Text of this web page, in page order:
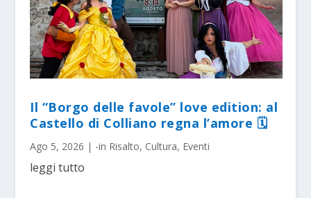
Il “Borgo delle favole” love edition: al
Castello di Colliano regna l’amore 🗓
Ago 5, 2026 | -in Risalto, Cultura, Eventi
leggi tutto